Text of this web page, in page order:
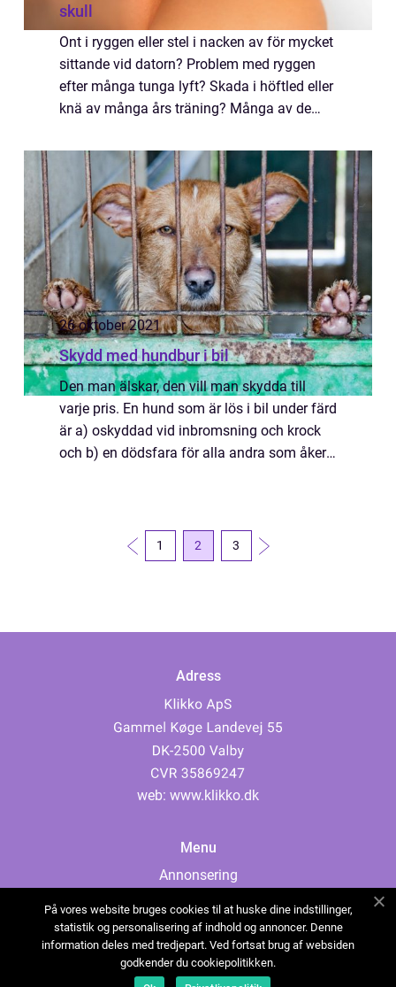
skull
Ont i ryggen eller stel i nacken av för mycket
sittande vid datorn? Problem med ryggen
efter många tunga lyft? Skada i höftled eller
knä av många års träning? Många av de
kroppsdelar går att komma tillrätta, e...
26 oktober 2021
Skydd med hundbur i bil
Den man älskar, den vill man skydda till
varje pris. En hund som är lös i bil under färd
är a) oskyddad vid inbromsning och krock
och b) en dödsfara för alla andra som åker
1 2 3
Adress
web: www.klikko.dk
Menu
Annonsering
Cookies
Kontakta oss
Sitemap
På vores website bruges cookies til at huske dine indstillinger,
statistik og personalisering af indhold og annoncer. Denne
information deles med tredjepart. Ved fortsat brug af websiden
godkender du cookiepolitikken.